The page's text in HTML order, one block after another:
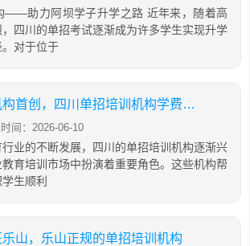
——助力阿坝学子升学之路 近年来，随着高
四川的单招考试逐渐成为许多学生实现升学
对于位于
四川单招培训机构首创，四川单招培训机构学费大概是多少
间：2026-06-10
业的不断发展，四川的单招培训机构逐渐兴
育培训市场中扮演着重要角色。这些机构帮
生顺利
山，乐山正规的单招培训机构